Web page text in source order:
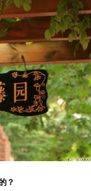
？